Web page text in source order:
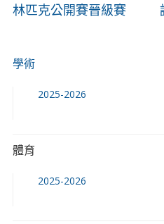
學術
2025-2026
體育
2025-2026
林匹克公開賽晉級賽